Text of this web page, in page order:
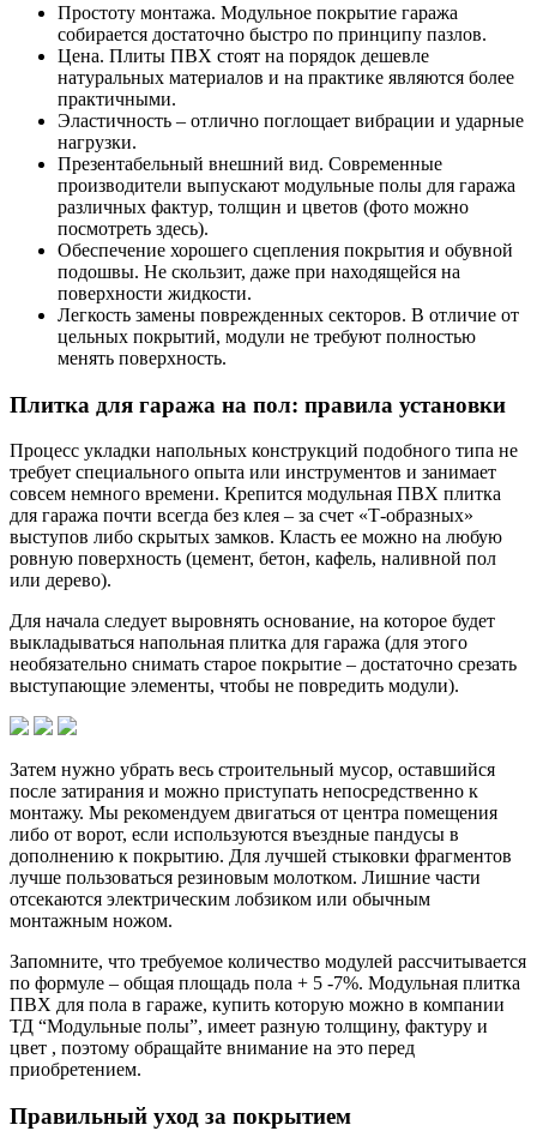
Простоту монтажа. Модульное покрытие гаража
собирается достаточно быстро по принципу пазлов.
Цена. Плиты ПВХ стоят на порядок дешевле
натуральных материалов и на практике являются более
практичными.
Эластичность – отлично поглощает вибрации и ударные
нагрузки.
Презентабельный внешний вид. Современные
производители выпускают модульные полы для гаража
различных фактур, толщин и цветов (фото можно
посмотреть здесь).
Обеспечение хорошего сцепления покрытия и обувной
подошвы. Не скользит, даже при находящейся на
поверхности жидкости.
Легкость замены поврежденных секторов. В отличие от
цельных покрытий, модули не требуют полностью
менять поверхность.
Плитка для гаража на пол: правила установки
Процесс укладки напольных конструкций подобного типа не
требует специального опыта или инструментов и занимает
совсем немного времени. Крепится модульная ПВХ плитка
для гаража почти всегда без клея – за счет «Т-образных»
выступов либо скрытых замков. Класть ее можно на любую
ровную поверхность (цемент, бетон, кафель, наливной пол
или дерево).
Для начала следует выровнять основание, на которое будет
выкладываться напольная плитка для гаража (для этого
необязательно снимать старое покрытие – достаточно срезать
выступающие элементы, чтобы не повредить модули).
Затем нужно убрать весь строительный мусор, оставшийся
после затирания и можно приступать непосредственно к
монтажу. Мы рекомендуем двигаться от центра помещения
либо от ворот, если используются въездные пандусы в
дополнению к покрытию. Для лучшей стыковки фрагментов
лучше пользоваться резиновым молотком. Лишние части
отсекаются электрическим лобзиком или обычным
монтажным ножом.
Запомните, что требуемое количество модулей рассчитывается
по формуле – общая площадь пола + 5 -7%. Модульная плитка
ПВХ для пола в гараже, купить которую можно в компании
ТД “Модульные полы”, имеет разную толщину, фактуру и
цвет , поэтому обращайте внимание на это перед
приобретением.
Правильный уход за покрытием